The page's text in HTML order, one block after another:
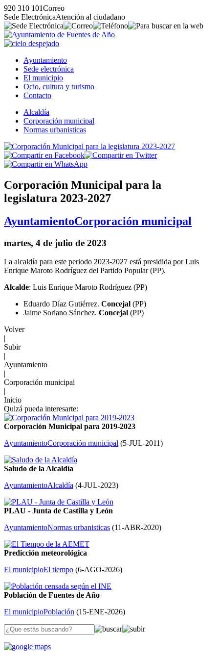
920 310 101Correo
Sede ElectrónicaAtención al ciudadano
Ayuntamiento
Sede electrónica
El municipio
Ocio, cultura y turismo
Contacto
Alcaldía
Corporación municipal
Normas urbanisticas
Corporación Municipal para la
legislatura 2023-2027
AyuntamientoCorporación municipal
martes, 4 de julio de 2023
La alcaldía para este periodo 2023-2027 está presidida por Luis
Enrique Maroto Rodríguez del Partido Popular (PP).
Alcalde: Luis Enrique Maroto Rodríguez (PP)
Eduardo Díaz Gutiérrez. Concejal (PP)
Jaime Soriano Sánchez. Concejal (PP)
Volver
|
Subir
|
Ayuntamiento
|
Corporación municipal
|
Inicio
Quizá pueda interesarte:
Corporación Municipal para 2019-2023
AyuntamientoCorporación municipal (5-JUL-2011)
Saludo de la Alcaldía
AyuntamientoAlcaldía (4-JUL-2023)
PLAU - Junta de Castilla y León
AyuntamientoNormas urbanisticas (11-ABR-2020)
Predicción meteorológica
El municipioEl tiempo (6-AGO-2026)
Población de Fuentes de Año
El municipioPoblación (15-ENE-2026)